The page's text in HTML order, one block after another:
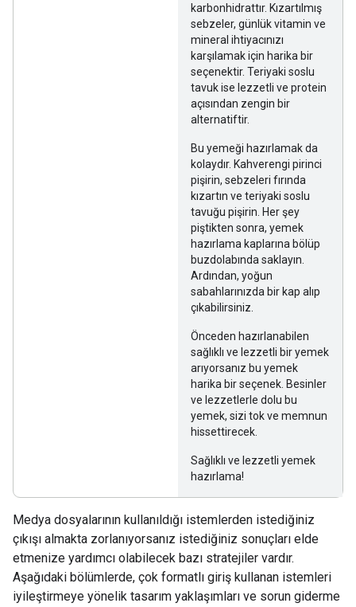
karbonhidrattır. Kızartılmış
sebzeler, günlük vitamin ve
mineral ihtiyacınızı
karşılamak için harika bir
seçenektir. Teriyaki soslu
tavuk ise lezzetli ve protein
açısından zengin bir
alternatiftir.
Bu yemeği hazırlamak da
kolaydır. Kahverengi pirinci
pişirin, sebzeleri fırında
kızartın ve teriyaki soslu
tavuğu pişirin. Her şey
piştikten sonra, yemek
hazırlama kaplarına bölüp
buzdolabında saklayın.
Ardından, yoğun
sabahlarınızda bir kap alıp
çıkabilirsiniz.
Önceden hazırlanabilen
sağlıklı ve lezzetli bir yemek
arıyorsanız bu yemek
harika bir seçenek. Besinler
ve lezzetlerle dolu bu
yemek, sizi tok ve memnun
hissettirecek.
Sağlıklı ve lezzetli yemek
hazırlama!
Medya dosyalarının kullanıldığı istemlerden istediğiniz
çıkışı almakta zorlanıyorsanız istediğiniz sonuçları elde
etmenize yardımcı olabilecek bazı stratejiler vardır.
Aşağıdaki bölümlerde, çok formatlı giriş kullanan istemleri
iyileştirmeye yönelik tasarım yaklaşımları ve sorun giderme